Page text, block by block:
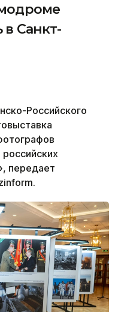
в Санкт-
Российского
передает